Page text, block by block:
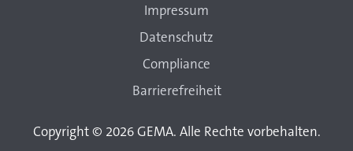
Copyright © 2026 GEMA. Alle Rechte vorbehalten.
Impressum
Datenschutz
Compliance
Barrierefreiheit